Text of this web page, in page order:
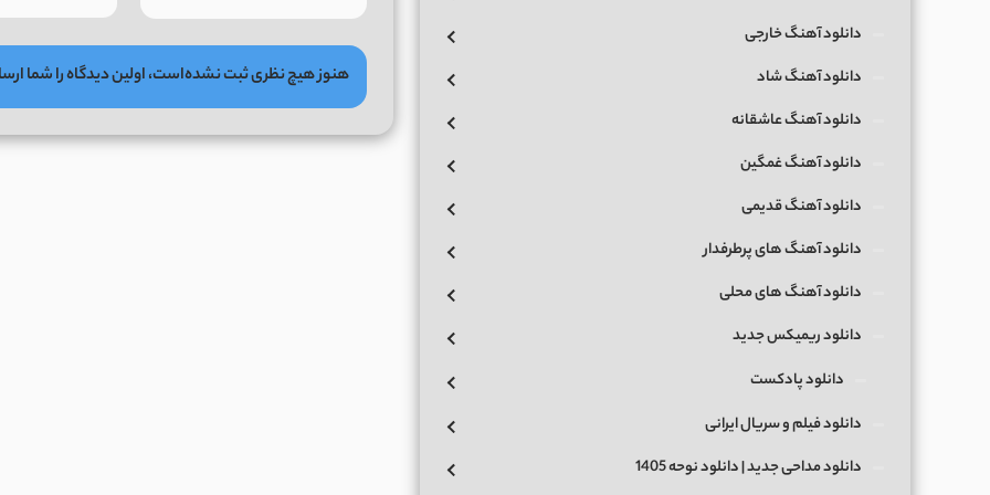
هنوز هیچ نظری ثبت نشده‌است، اولین دیدگاه را شما
دانلود آهنگ خارجی
دانلود آهنگ شاد
دانلود آهنگ عاشقانه
دانلود آهنگ غمگین
دانلود آهنگ قدیمی
دانلود آهنگ های پرطرفدار
دانلود آهنگ های محلی
دانلود ریمیکس جدید
دانلود پادکست
دانلود فیلم و سریال ایرانی
دانلود مداحی جدید | دانلود نوحه 1405